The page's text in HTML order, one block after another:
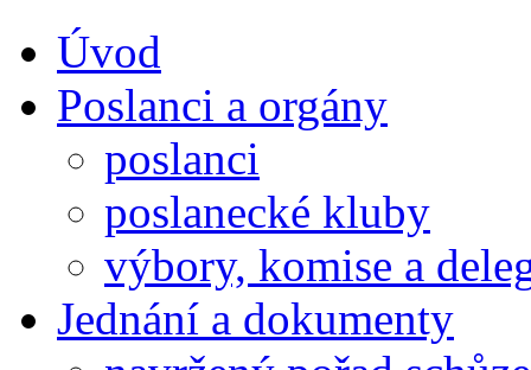
Úvod
Poslanci a orgány
poslanci
poslanecké kluby
výbory, komise a
Jednání a dokumenty